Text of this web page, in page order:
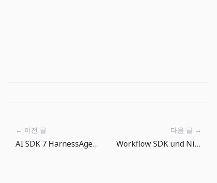
← 이전 글
AI SDK 7 HarnessAgent: Coding-Agenten werden austauschbare Laufzeiten
다음 글 →
Workflow SDK und Nitro v3: Durable Backends ruecken in die App-Laufzeit